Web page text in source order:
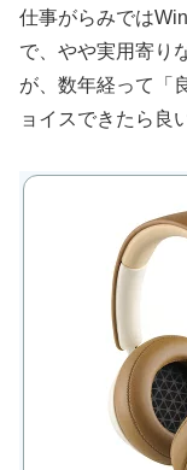
仕事がらみでは
で、やや実用寄り
が、数年経って「
ョイスできたら良